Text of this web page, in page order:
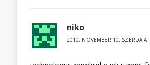
niko
2010. NOVEMBER 10. SZERDA